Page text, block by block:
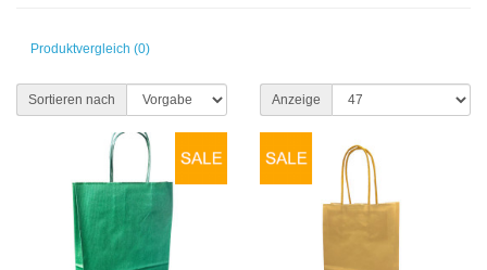
Produktvergleich (0)
Sortieren nach Anzeige